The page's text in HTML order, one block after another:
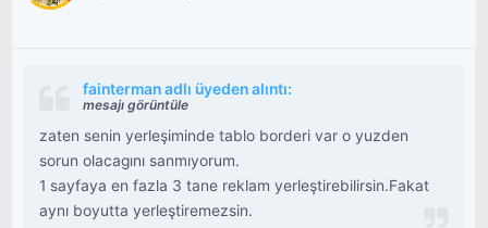
fainterman adlı üyeden alıntı:
mesajı görüntüle
zaten senin yerleşiminde tablo borderi var o yuzden
sorun olacagını sanmıyorum.
1 sayfaya en fazla 3 tane reklam yerleştirebilirsin.Fakat
aynı boyutta yerleştiremezsin.